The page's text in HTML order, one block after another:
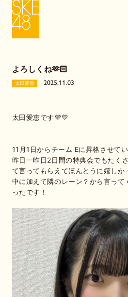
よろしくね🫶🏻
太田愛恵 2025.11.03
太田愛恵です💜💛
11月1日からチーム Eに昇格させて
昨日一昨日2日間の特典会でもたく
て言ってもらえてほんとうに嬉し
中に加えて隣のレーン？から言って
ったです！